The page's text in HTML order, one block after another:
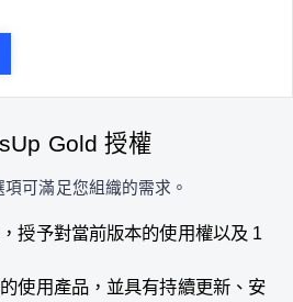
Gold 授權
可滿足您組織的需求。
授予對當前版本的使用權以及 1
使用產品，並具有持續更新、安